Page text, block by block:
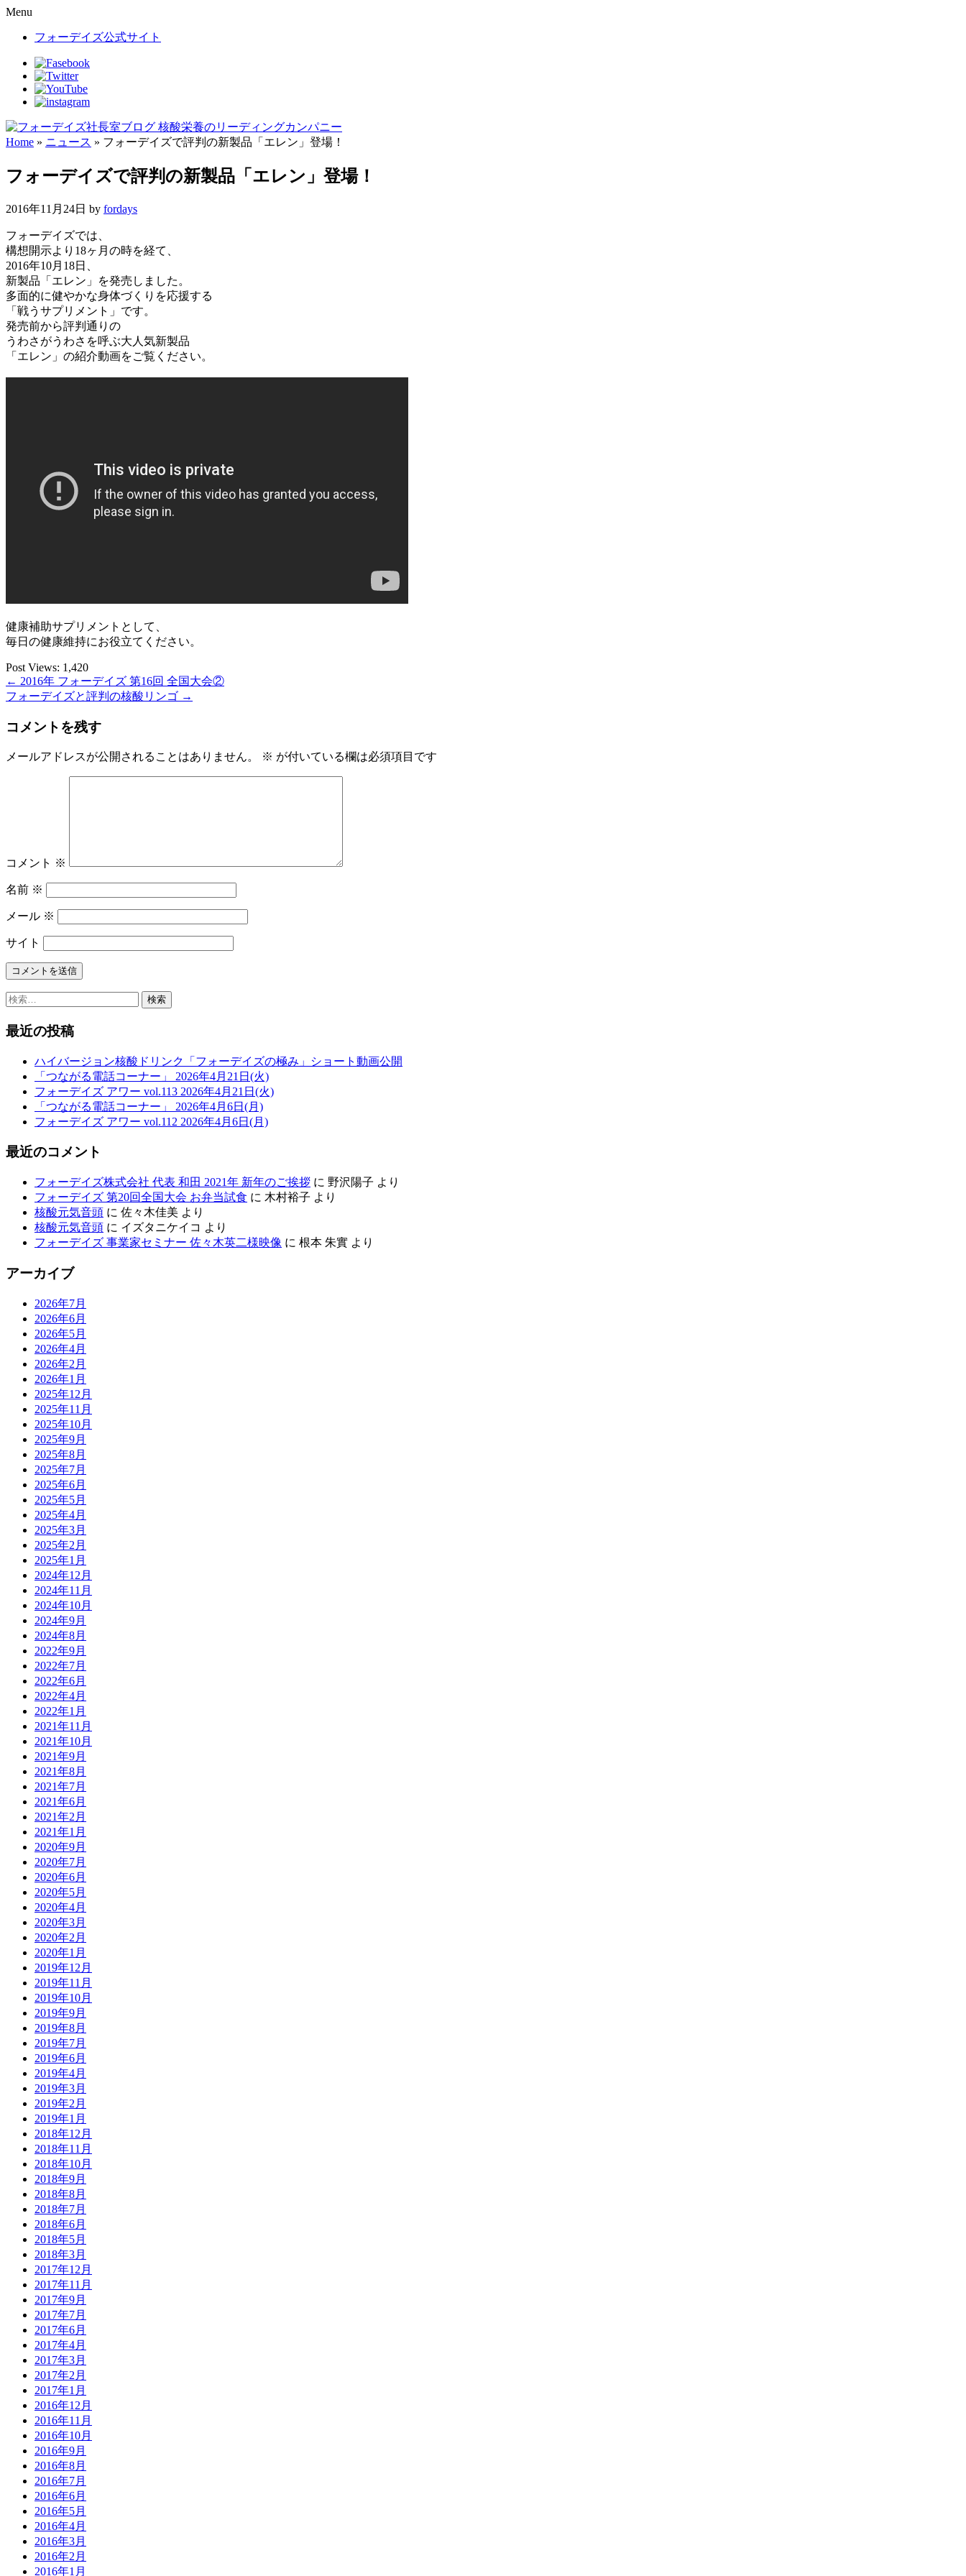
Menu
フォーデイズ公式サイト
Home » ニュース » フォーデイズで評判の新製品「エレン」登場！
フォーデイズで評判の新製品「エレン」登場！
2016年11月24日 by fordays
フォーデイズでは、
構想開示より18ヶ月の時を経て、
2016年10月18日、
新製品「エレン」を発売しました。
多面的に健やかな身体づくりを応援する
「戦うサプリメント」です。
発売前から評判通りの
うわさがうわさを呼ぶ大人気新製品
「エレン」の紹介動画をご覧ください。
健康補助サプリメントとして、
毎日の健康維持にお役立てください。
Post Views: 1,420
Post
navigation
← 2016年 フォーデイズ 第16回 全国大会②
フォーデイズと評判の核酸リンゴ →
コメントを残す
メールアドレスが公開されることはありません。 ※ が付いている欄は必須項目です
コメント ※
名前 ※
メール ※
サイト
検
最近の投稿
ハイバージョン核酸ドリンク「フォーデイズの極み」ショート動画公開
「つながる電話コーナー」 2026年4月21日(火)
フォーデイズ アワー vol.113 2026年4月21日(火)
「つながる電話コーナー」 2026年4月6日(月)
フォーデイズ アワー vol.112 2026年4月6日(月)
最近のコメント
フォーデイズ株式会社 代表 和田 2021年 新年のご挨拶 に 野沢陽子 より
フォーデイズ 第20回全国大会 お弁当試食 に 木村裕子 より
核酸元気音頭 に 佐々木佳美 より
核酸元気音頭 に イズタニケイコ より
フォーデイズ 事業家セミナー 佐々木英二様映像 に 根本 朱實 より
アーカイブ
2026年7月
2026年6月
2026年5月
2026年4月
2026年2月
2026年1月
2025年12月
2025年11月
2025年10月
2025年9月
2025年8月
2025年7月
2025年6月
2025年5月
2025年4月
2025年3月
2025年2月
2025年1月
2024年12月
2024年11月
2024年10月
2024年9月
2024年8月
2022年9月
2022年7月
2022年6月
2022年4月
2022年1月
2021年11月
2021年10月
2021年9月
2021年8月
2021年7月
2021年6月
2021年2月
2021年1月
2020年9月
2020年7月
2020年6月
2020年5月
2020年4月
2020年3月
2020年2月
2020年1月
2019年12月
2019年11月
2019年10月
2019年9月
2019年8月
2019年7月
2019年6月
2019年4月
2019年3月
2019年2月
2019年1月
2018年12月
2018年11月
2018年10月
2018年9月
2018年8月
2018年7月
2018年6月
2018年5月
2018年3月
2017年12月
2017年11月
2017年9月
2017年7月
2017年6月
2017年4月
2017年3月
2017年2月
2017年1月
2016年12月
2016年11月
2016年10月
2016年9月
2016年8月
2016年7月
2016年6月
2016年5月
2016年4月
2016年3月
2016年2月
2016年1月